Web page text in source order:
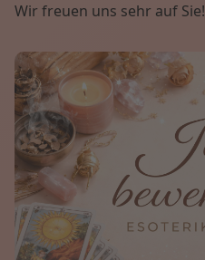
Wir freuen uns sehr auf Sie!